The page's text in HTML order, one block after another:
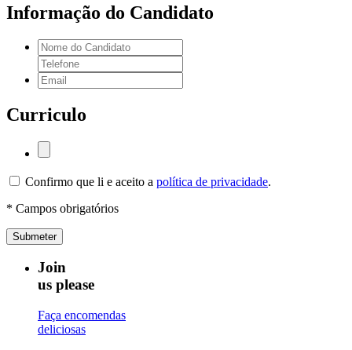
Informação do Candidato
Curriculo
Confirmo que li e aceito a política de privacidade.
* Campos obrigatórios
Submeter
Join
us please
Faça encomendas
deliciosas